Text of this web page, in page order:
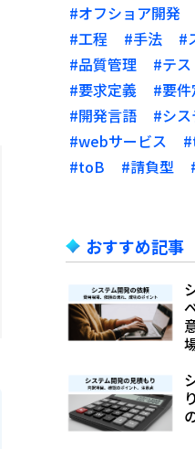
#オフショア開発
#工程
#手法
#
#品質管理
#テス
#要求定義
#要件
#開発言語
#シ
#webサービス
#toB
#請負型
おすすめ記事